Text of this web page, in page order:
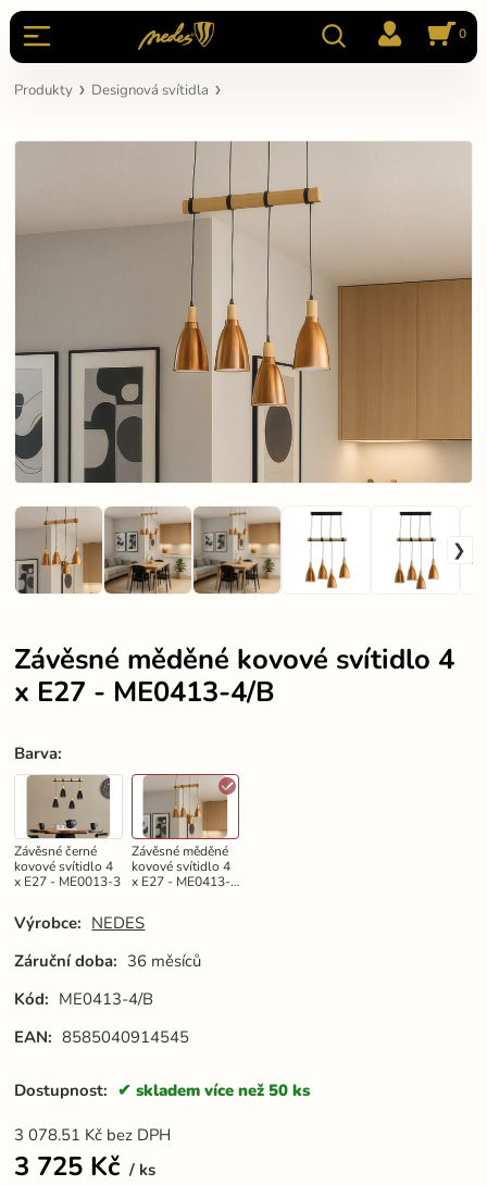
0
Produkty Designová svítidla
Závěsné měděné kovové svítidlo 4
x E27 - ME0413-4/B
Barva:
Závěsné černé
kovové svítidlo 4
x E27 - ME0013-3
Závěsné měděné
kovové svítidlo 4
x E27 - ME0413-
Výrobce: NEDES
Záruční doba: 36 měsíců
Kód: ME0413-4/B
EAN: 8585040914545
Dostupnost: skladem více než 50 ks
3 078.51 Kč bez DPH
3 725 Kč ks